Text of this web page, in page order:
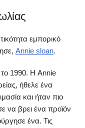
εμπορικό
Annie sloan.
1990. Η Annie
ήθελε ένα
και ήταν πιο
να βρει ένα προϊόν
ένα. Τις